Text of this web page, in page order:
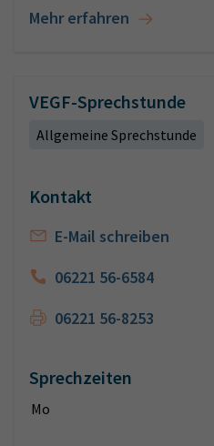
Mehr erfahren
VEGF-Sprechstunde
Allgemeine Sprechstunde
Kontakt
E-Mail schreiben
06221 56-6584
06221 56-8253
Sprechzeiten
Mo